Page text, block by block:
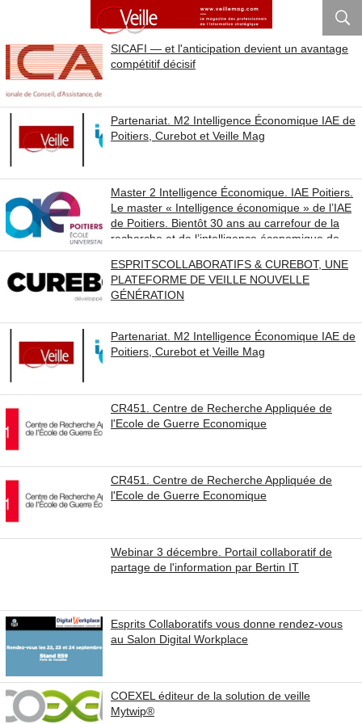
SICAFI — et l'anticipation devient un avantage
compétitif décisif
Partenariat. M2 Intelligence Économique IAE de
Poitiers, Curebot et Veille Mag
Master 2 Intelligence Économique. IAE Poitiers.
Le master « Intelligence économique » de l’IAE
de Poitiers. Bientôt 30 ans au carrefour de la
recherche et de l’intelligence économique de
terrain
ESPRITSCOLLABORATIFS & CUREBOT, UNE
PLATEFORME DE VEILLE NOUVELLE
GÉNÉRATION
Partenariat. M2 Intelligence Économique IAE de
Poitiers, Curebot et Veille Mag
CR451. Centre de Recherche Appliquée de
l'Ecole de Guerre Economique
CR451. Centre de Recherche Appliquée de
l'Ecole de Guerre Economique
Webinar 3 décembre. Portail collaboratif de
partage de l'information par Bertin IT
Esprits Collaboratifs vous donne rendez-vous
au Salon Digital Workplace
COEXEL éditeur de la solution de veille
Mytwip®